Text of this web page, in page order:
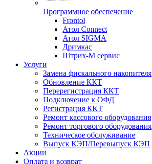
Программное обеспечение
Frontol
Атол Connect
Атол SIGMA
Дримкас
Штрих-М сервис
Услуги
Замена фискального накопителя
Обновление ККТ
Перерегистрация ККТ
Подключение к ОФД
Регистрация ККТ
Ремонт кассового оборудования
Ремонт торгового оборудования
Техническое обслуживание
Выпуск КЭП/Перевыпуск КЭП
Акции
Оплата и возврат